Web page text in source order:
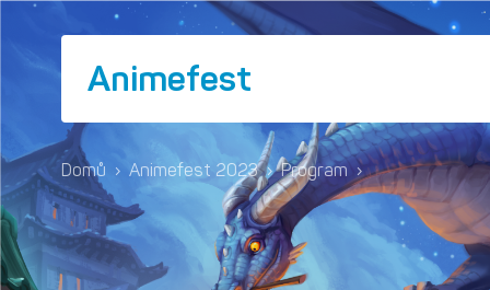
Animefest
Domů › Animefest 2023 › Program ›